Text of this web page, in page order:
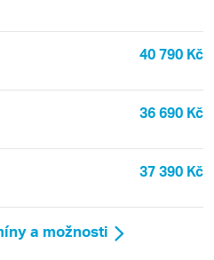
40 790 Kč
36 690 Kč
37 390 Kč
a možnosti